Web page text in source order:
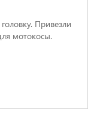
Привезли
мотокосы.